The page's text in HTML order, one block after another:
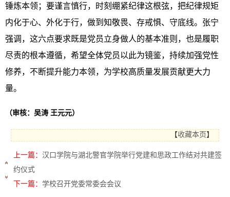
锤炼本领；要谨言慎行，时刻绷紧纪律这根弦，把纪律规矩
内化于心、外化于行，做到知敬畏、存戒惧、守底线。张宁
强调，这六点要求既是党员立身做人的基本准则，也是履职
尽责的根本遵循，希望全体党员以此为镜鉴，持续加强党性
修养，不断提升能力本领，为学校高质量发展贡献更大力
量。
（审核：吴涛 王元元）
【收藏本页 】
上一篇： 汉口学院与湖北警官学院举行党建和思政工作结对共建签
约仪式
下一篇： 学校召开党委常委会会议